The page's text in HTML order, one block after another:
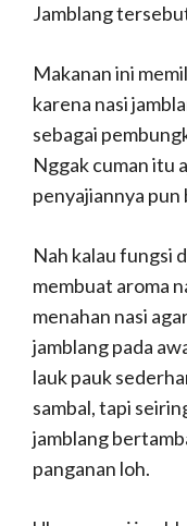
Jamblang
Makanan ini
karena nasi
sebagai
Nggak cuman itu
penyajiannya
Nah kalau fungsi
membuat aroma
menahan nasi
jamblang pada
lauk pauk
sambal, tapi
jamblang
panganan loh.